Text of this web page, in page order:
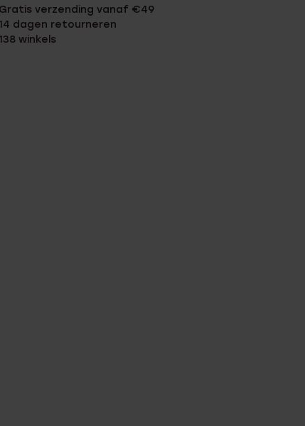
Gratis verzending vanaf €49
14 dagen retourneren
138 winkels